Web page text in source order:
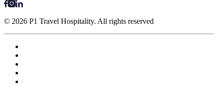
© 2026 P1 Travel Hospitality. All rights reserved